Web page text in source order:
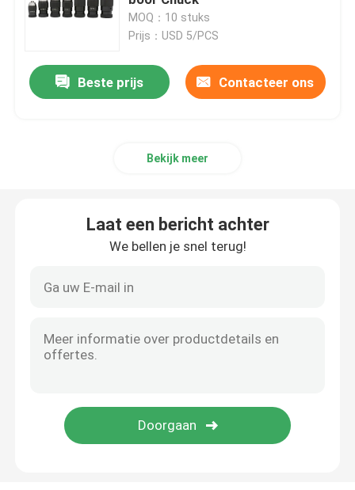
NT-Hulpmiddelhouder
CATE Tool Holder
Moersleutelmoersleutel
CNC Trekkrachtnagel
Draaiend Centrum
Het vastklemmen Noten
MOQ：10 stuks
Prijs：USD 5/PCS
Beste prijs Contacteer ons
Bekijk meer
Laat een bericht achter
We bellen je snel terug!